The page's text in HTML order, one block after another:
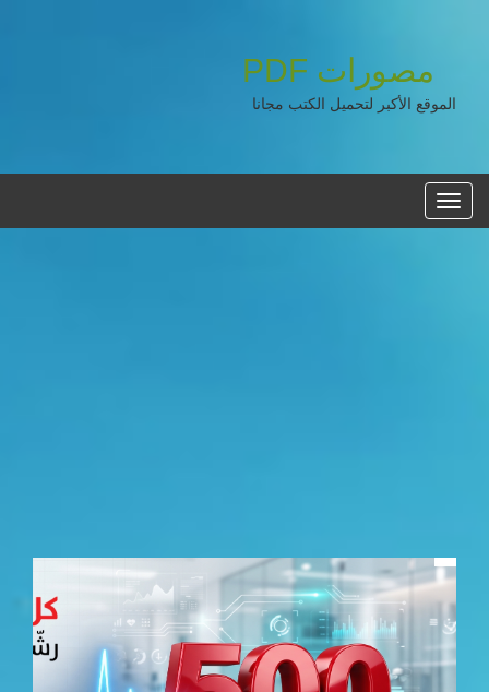
مصورات PDF
الموقع الأكبر لتحميل الكتب مجانا
القائمه
الرئيسية